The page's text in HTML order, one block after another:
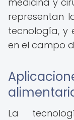
representan
tecnología, y
en el campo
La